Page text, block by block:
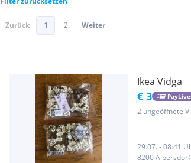
Zurück 1 2 Weiter
Ikea Vidga
€ 3
2 ungeöffnete
29.07. - 08:41
8200 Albersdorf